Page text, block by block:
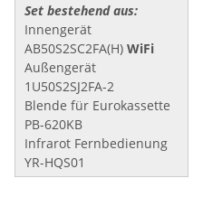
Set bestehend aus:
Innengerät
AB50S2SC2FA(H) WiFi
Außengerät
1U50S2SJ2FA-2
Blende für Eurokassette
PB-620KB
Infrarot Fernbedienung
YR-HQS01